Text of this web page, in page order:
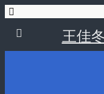
王佳